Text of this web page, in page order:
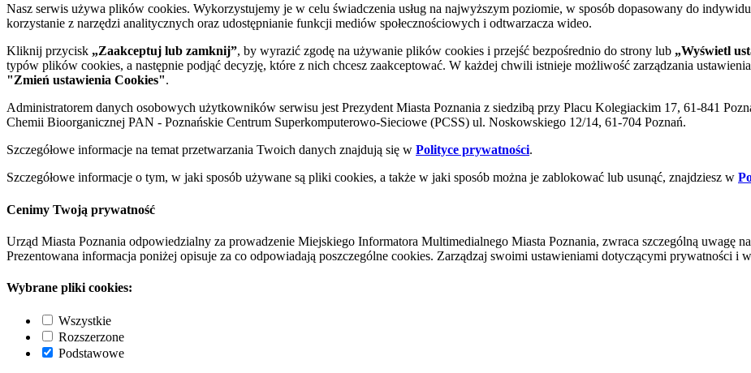
Nasz serwis używa plików cookies. Wykorzystujemy je w celu świadczenia usług na najwyższym poziomie, w sposób dopasowany do
korzystanie z narzędzi analitycznych oraz udostępnianie funkcji mediów społecznościowych i odtwarzacza wideo.
Kliknij przycisk „Zaakceptuj lub zamknij”, by wyrazić zgodę na używanie plików cookies i przejść bezpośrednio do strony lub „Wyświetl
typów plików cookies, a następnie podjąć decyzję, które z nich chcesz zaakceptować. W każdej chwili istnieje możliwość zarządzania
"Zmień ustawienia Cookies".
Administratorem danych osobowych użytkowników serwisu jest Prezydent Miasta Poznania z siedzibą przy Placu Kolegiackim 17, 61-841
Chemii Bioorganicznej PAN - Poznańskie Centrum Superkomputerowo-Sieciowe (PCSS) ul. Noskowskiego 12/14, 61-704 Poznań.
Szczegółowe informacje na temat przetwarzania Twoich danych znajdują się w Polityce prywatności.
Szczegółowe informacje o tym, w jaki sposób używane są pliki cookies, a także w jaki sposób można je zablokować lub usunąć, znajdziesz w
Cenimy Twoją prywatność
Urząd Miasta Poznania odpowiedzialny za prowadzenie Miejskiego Informatora Multimedialnego Miasta Poznania, zwraca szczególną uwagę
Prezentowana informacja poniżej opisuje za co odpowiadają poszczególne cookies. Zarządzaj swoimi ustawieniami dotyczącymi prywatności i
Wybrane pliki cookies:
Wszystkie
Rozszerzone
Podstawowe